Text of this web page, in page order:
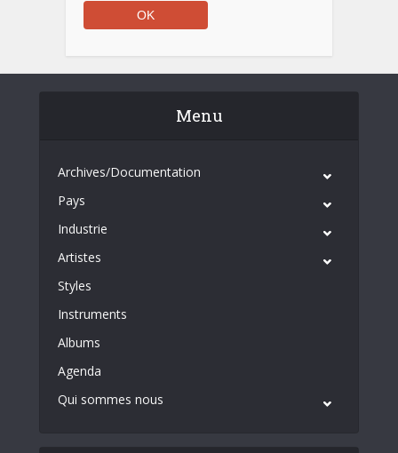
Menu
Archives/Documentation
Pays
Industrie
Artistes
Styles
Instruments
Albums
Agenda
Qui sommes nous